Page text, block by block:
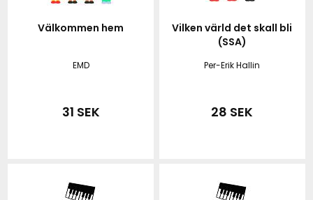
Välkommen hem
EMD
31 SEK
Vilken värld det skall bli
(SSA)
Per-Erik Hallin
28 SEK